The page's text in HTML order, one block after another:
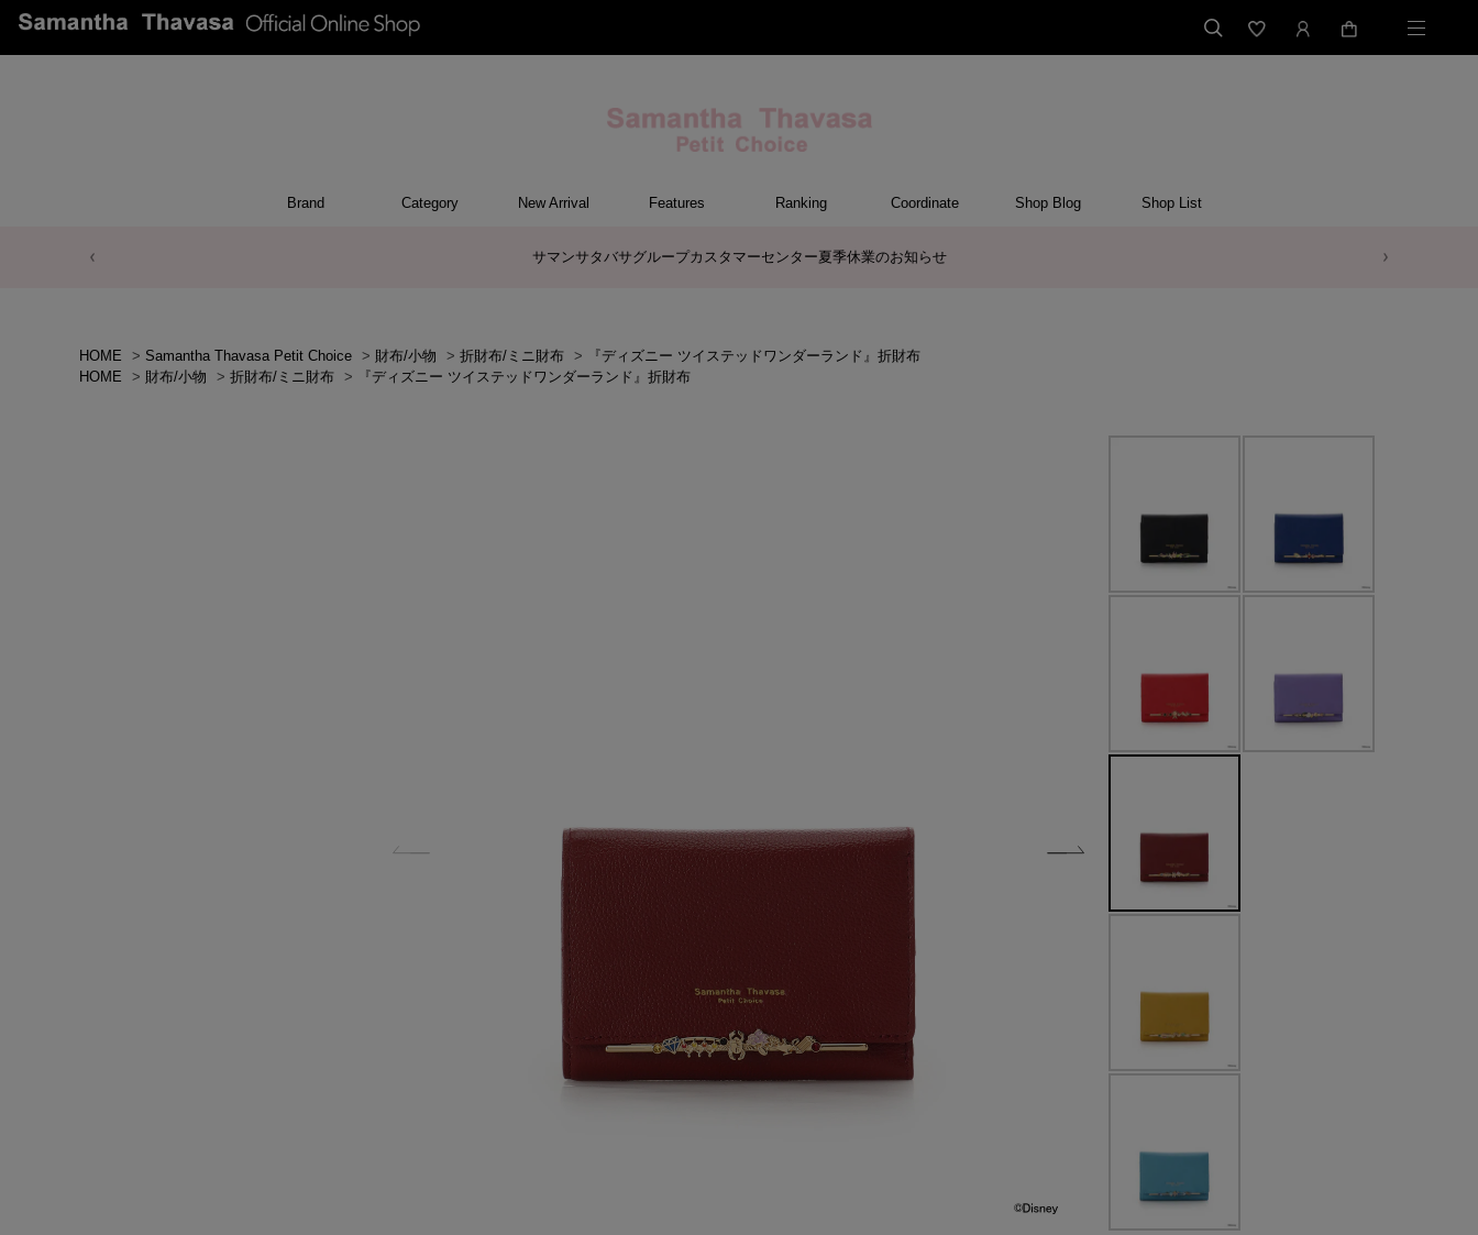
Brand Category
トートバッグ/ブリーフ
ショルダーバッグ/ミニバッグ
ボストンバッグ
リュック/バックパック
ボディバッグ/ウエストポーチ
ウォレット&スマホショルダーバッ
バッグその他
ケアアイテム
長財布
中財布
折財布/ミニ財布
コインケース/マルチケース
財布・小物その他
ポーチ
カードケース/名刺入れ
キーケース
パスケース
モバイルグッズ
ケース/ポーチその他
ファスナートップチャーム
バッグチャーム
チャームその他
New Arrival Features Ranking Coordinate Shop Blog Shop List
サマンサタバサグループカスタマーセンター夏季休業のお知らせ
HOME > Samantha Thavasa Petit Choice > 財布/小物 > 折財布/ミニ財布 >
『ディズニー ツイステッドワンダーランド』折財布
HOME
> 財布/小物 > 折財布/ミニ財布 > 『ディズニー ツイステッドワンダーランド』折財布